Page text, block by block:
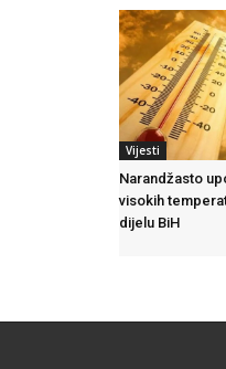
Vijesti
Narandžasto
visokih
dijelu BiH